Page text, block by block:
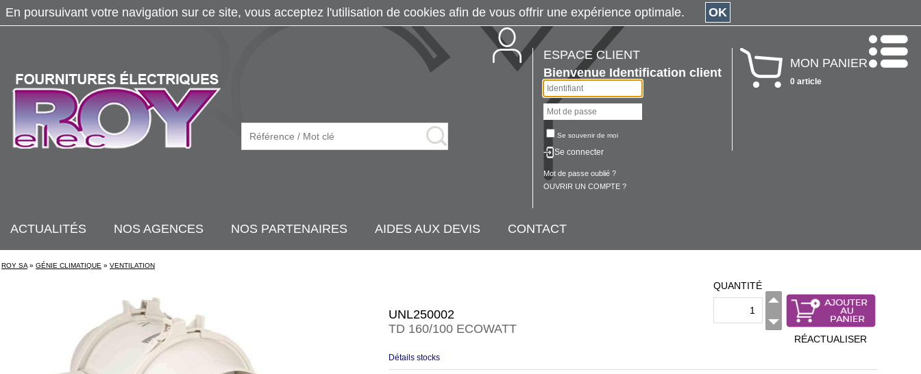
ESPACE CLIENT
Bienvenue Identification client
Se souvenir de moi
Se connecter
Mot de passe oublié ?
OUVRIR UN COMPTE ?
MON PANIER
0 article
ACTUALITÉS NOS AGENCES NOS PARTENAIRES AIDES AUX DEVIS CONTACT
ROY SA » GÉNIE CLIMATIQUE » VENTILATION
UNL250002
TD 160/100 ECOWATT
QUANTITÉ
RÉACTUALISER
Détails stocks
En poursuivant votre navigation sur ce site, vous acceptez l'utilisation de cookies afin de vous offrir une expérience optimale. OK